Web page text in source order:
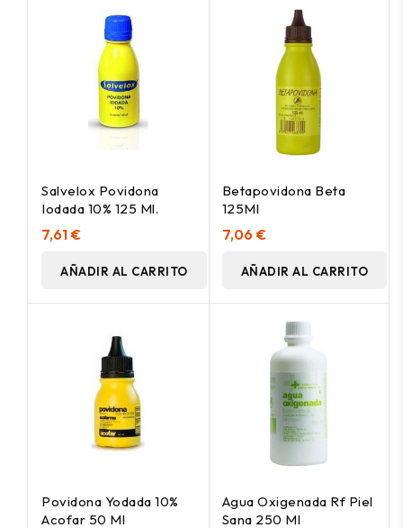
Salvelox Povidona
Iodada 10% 125 Ml.
7,61 €
AÑADIR AL CARRITO
Betapovidona Beta
125Ml
7,06 €
AÑADIR AL CARRITO
Povidona Yodada 10%
Acofar 50 Ml
Agua Oxigenada Rf Piel
Sana 250 Ml